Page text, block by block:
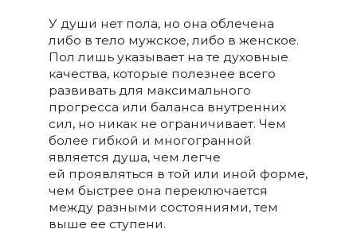
У души нет пола, но она облечена
либо в тело мужское, либо в женское.
Пол лишь указывает на те духовные
качества, которые полезнее всего
развивать для максимального
прогресса или баланса внутренних
сил, но никак не ограничивает. Чем
более гибкой и многогранной
является душа, чем легче
ей проявляться в той или иной форме,
чем быстрее она переключается
между разными состояниями, тем
выше ее ступени.